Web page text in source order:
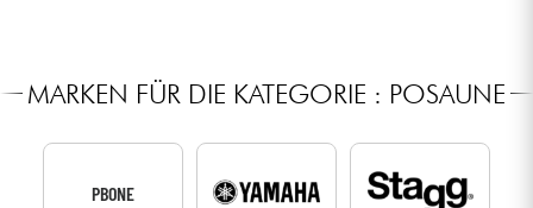
MARKEN FÜR DIE KATEGORIE : POSAUNE
PBONE